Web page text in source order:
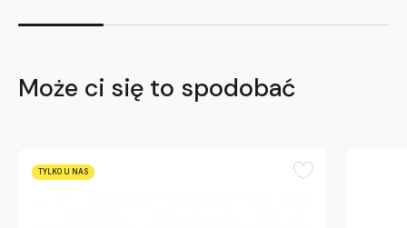
Może ci się to spodobać
TYLKO U NAS